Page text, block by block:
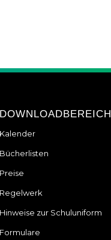
DOWNLOADBEREICH
Kalender
Bücherlisten
Preise
Regelwerk
Hinweise zur Schuluniform
Formulare